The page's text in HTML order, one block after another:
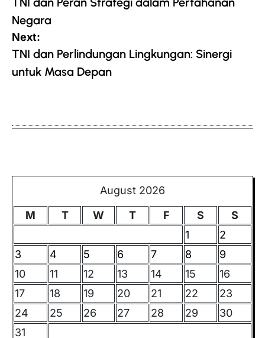
navigation
Negara
Next:
TNI dan Perlindungan Lingkungan: Sinergi
untuk Masa Depan
August 2026
M
T W T F S
S
1
2
3
4 5 6 7 8
9
10
11 12 13 14 15
16
17
18 19 20 21 22
23
24
25 26 27 28 29
30
31